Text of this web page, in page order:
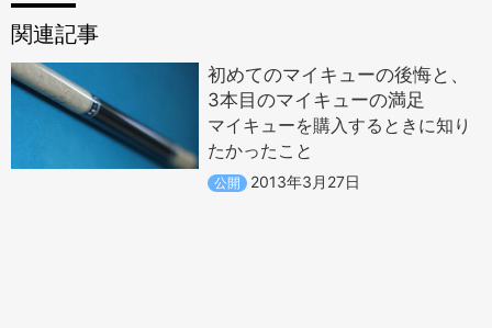
関連記事
初めてのマイキューの後悔と、
3本目のマイキューの満足
マイキューを購入するときに知り
たかったこと
公開 2013年3月27日